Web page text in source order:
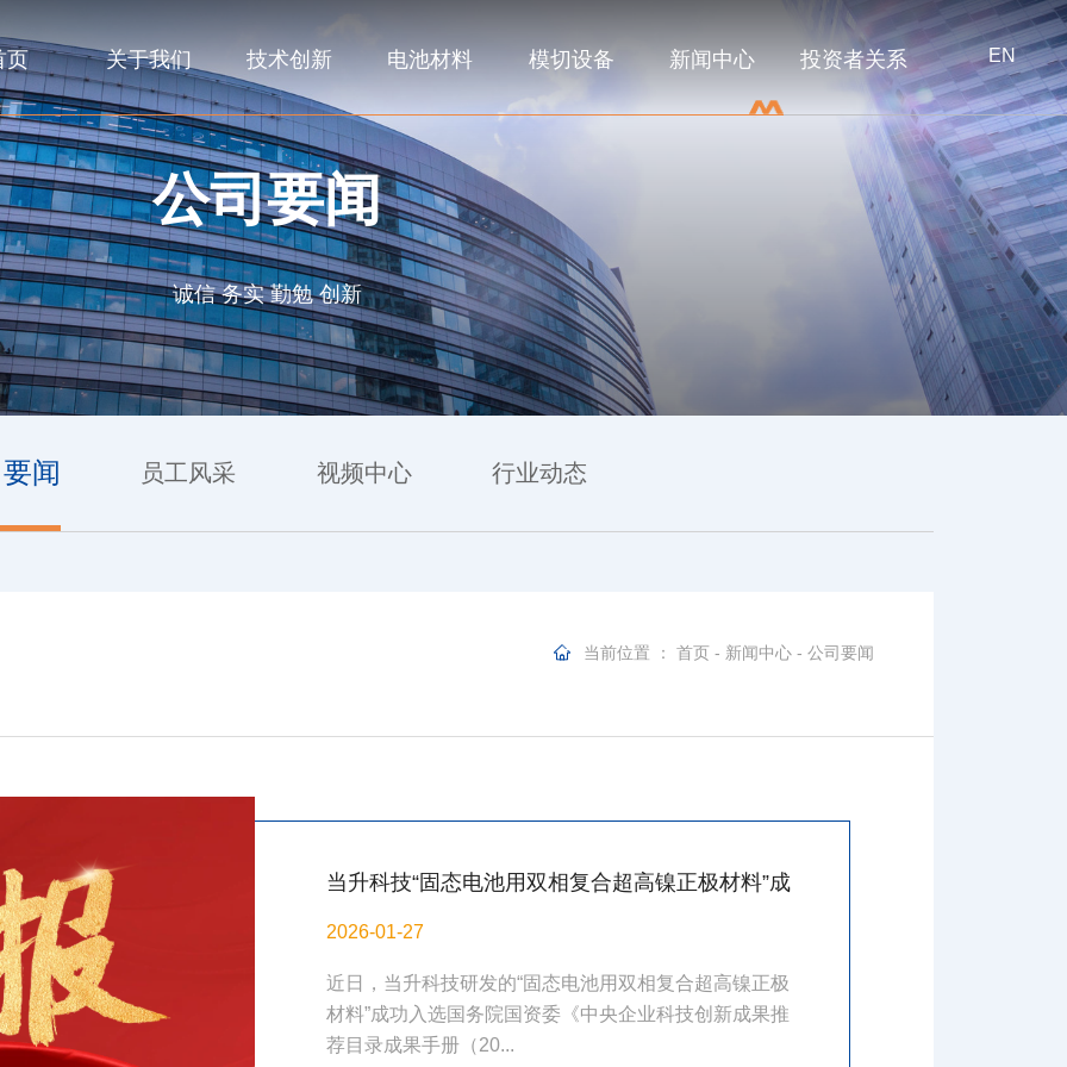
EN
页 关于我们 技术创新 电池材料 模切设备 新闻中心 投资者关系
公司要闻
诚信 务实 勤勉 创新
闻 员工风采 视频中心 行业动态
当前位置 ：首页 - 新闻中心 -公司要闻
当升科技“固态电池用双相复合超高镍正极材料”成
2026-01-27
近日，当升科技研发的“固态电池用双相复合超高镍正极
材料”成功入选国务院国资委《中央企业科技创新成果推
荐目录成果手册（20...